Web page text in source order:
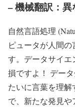
– 機械翻訳：
自然言語処理
ピュータが人間
す。データサイエ
損ですよ！ デー
たいに言葉を理
で、新たな発見や